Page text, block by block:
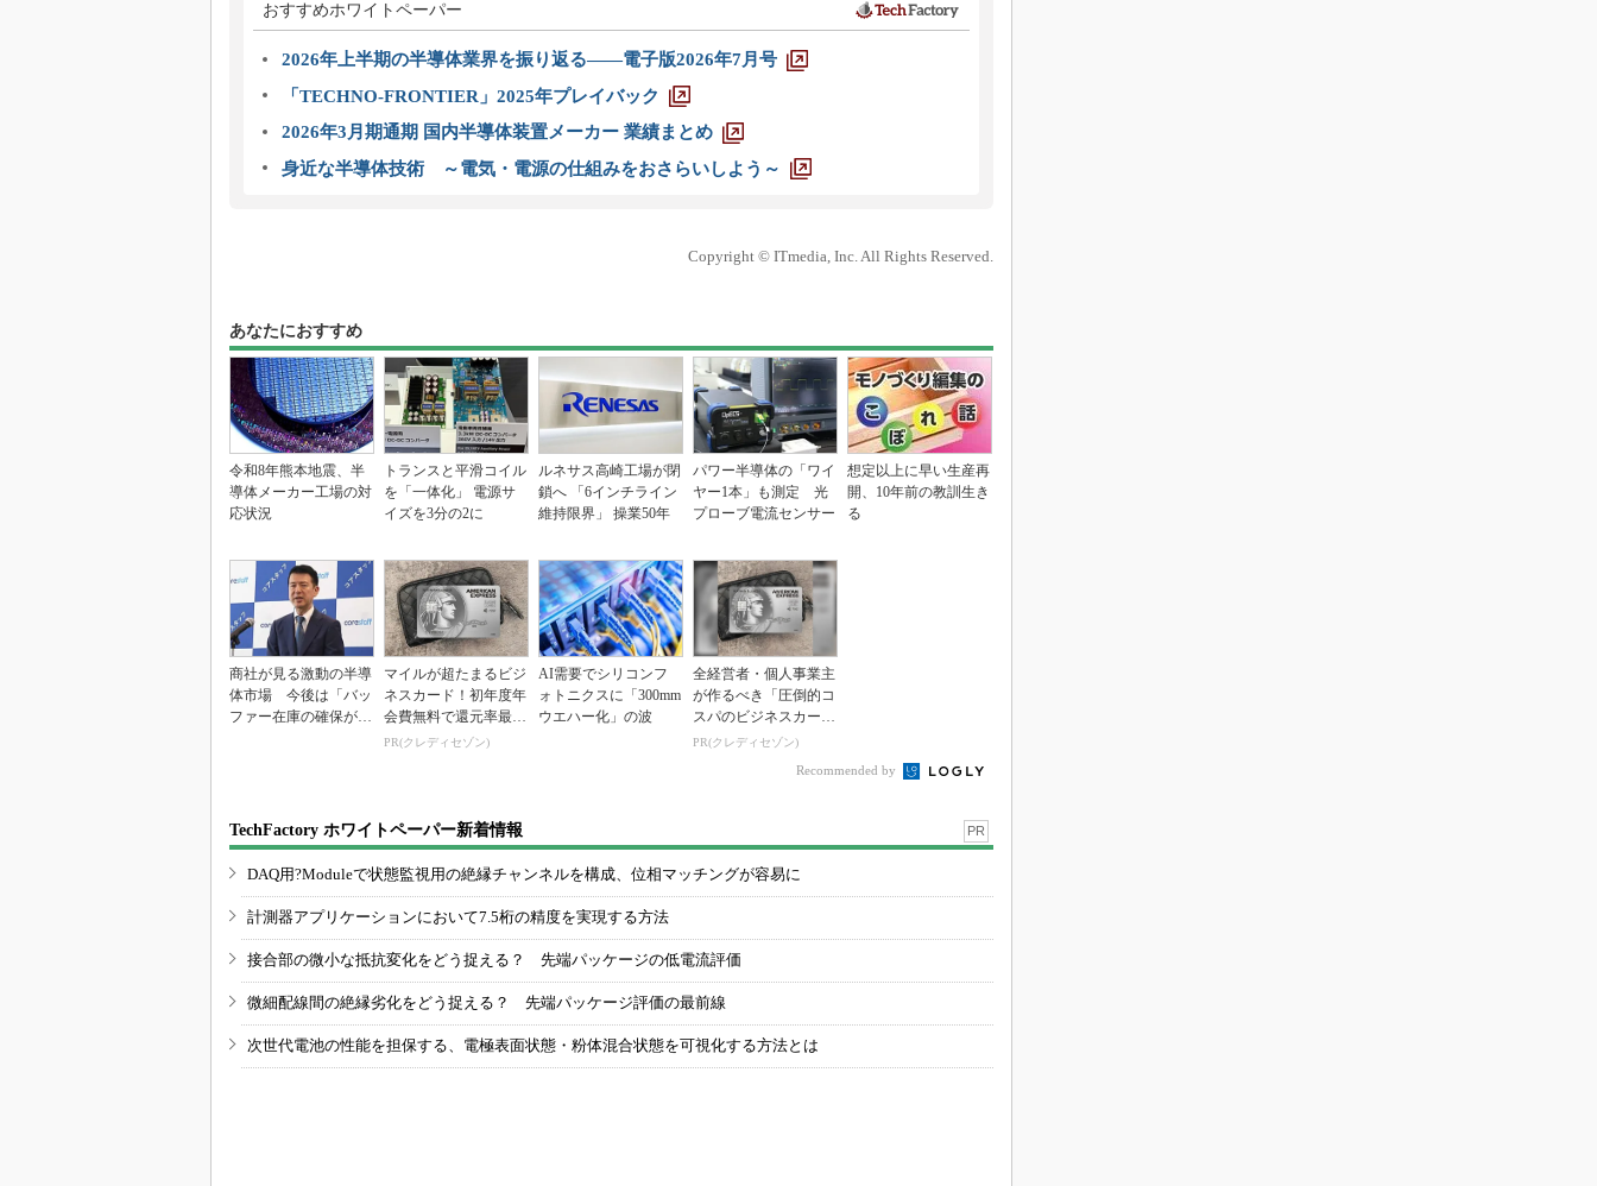
おすすめホワイトペーパー
2026年上半期の半導体業界を振り返る――電子版2026年7月号
「TECHNO-FRONTIER」2025年プレイバック
2026年3月期通期 国内半導体装置メーカー 業績まとめ
身近な半導体技術 ～電気・電源の仕組みをおさらいしよう～
Copyright © ITmedia, Inc. All Rights Reserved.
あなたにおすすめ
令和8年熊本地震、半
導体メーカー工場の対
応状況
トランスと平滑コイル
を「一体化」 電源サ
イズを3分の2に
ルネサス高崎工場が閉
鎖へ 「6インチライン
維持限界」 操業50年
パワー半導体の「ワイ
ヤー1本」も測定 光
プローブ電流センサー
想定以上に早い生産再
開、10年前の教訓生き
る
商社が見る激動の半導
体市場 今後は「バッ
ファー在庫の確保が重
マイルが超たまるビジ
ネスカード！初年度年
会費無料で還元率最大
1.125%
PR(クレディセゾン)
AI需要でシリコンフ
ォトニクスに「300mm
ウエハー化」の波
全経営者・個人事業主
が作るべき「圧倒的コ
スパのビジネスカー
ド」
PR(クレディセゾン)
Recommended by
TechFactory ホワイトペーパー新着情報 PR
DAQ用?Moduleで状態監視用の絶縁チャンネルを構成、位相マッチングが容易に
計測器アプリケーションにおいて7.5桁の精度を実現する方法
接合部の微小な抵抗変化をどう捉える？ 先端パッケージの低電流評価
微細配線間の絶縁劣化をどう捉える？ 先端パッケージ評価の最前線
次世代電池の性能を担保する、電極表面状態・粉体混合状態を可視化する方法とは